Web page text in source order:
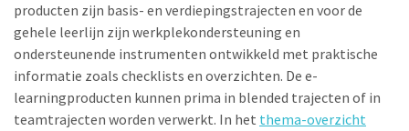
producten zijn basis- en verdiepingstrajecten en voor de
gehele leerlijn zijn werkplekondersteuning en
ondersteunende instrumenten ontwikkeld met praktische
informatie zoals checklists en overzichten. De e-
learningproducten kunnen prima in blended trajecten of in
teamtrajecten worden verwerkt. In het thema-overzicht